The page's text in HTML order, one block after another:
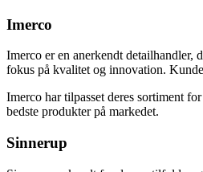
Imerco
Imerco er en anerkendt detailhandler,
fokus på kvalitet og innovation.
Imerco har tilpasset deres sortiment
bedste produkter på markedet.
Sinnerup